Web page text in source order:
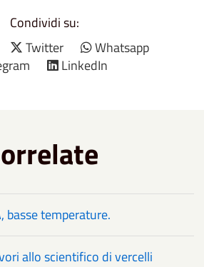
Condividi su:
Twitter
Whatsapp
LinkedIn
basse temperature.
allo scientifico di vercelli